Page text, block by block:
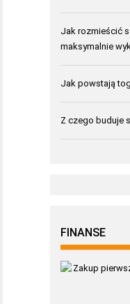
Jak rozmieścić
maksymalnie
Jak powstają
Z czego buduje
FINANSE